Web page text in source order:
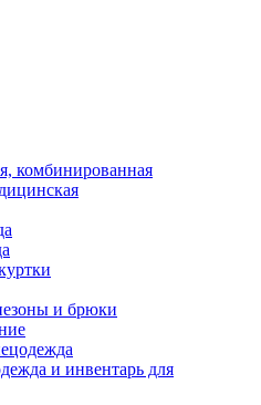
комбинированная
и брюки
и инвентарь для